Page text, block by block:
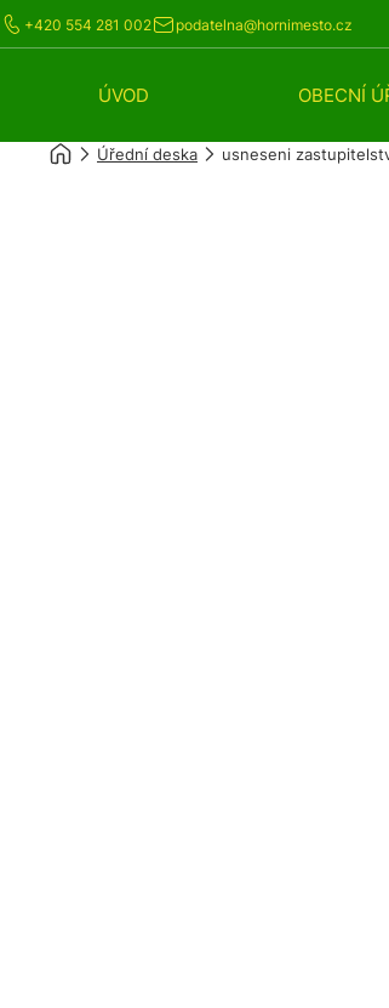
+420 554 281 002 podatelna@hornimesto.cz
ÚVOD OBECNÍ
Úřední deska usneseni